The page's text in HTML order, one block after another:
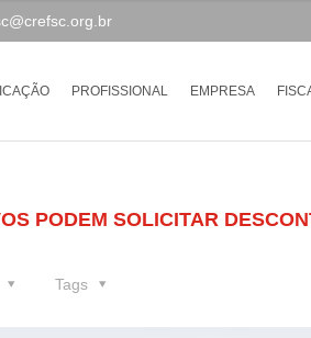
PROFISSIONAL EMPRESA
PODEM SOLICITAR
Tags